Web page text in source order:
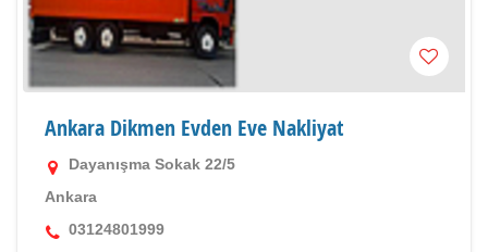
Ankara Dikmen Evden Eve Nakliyat
Dayanışma Sokak 22/5
Ankara
03124801999